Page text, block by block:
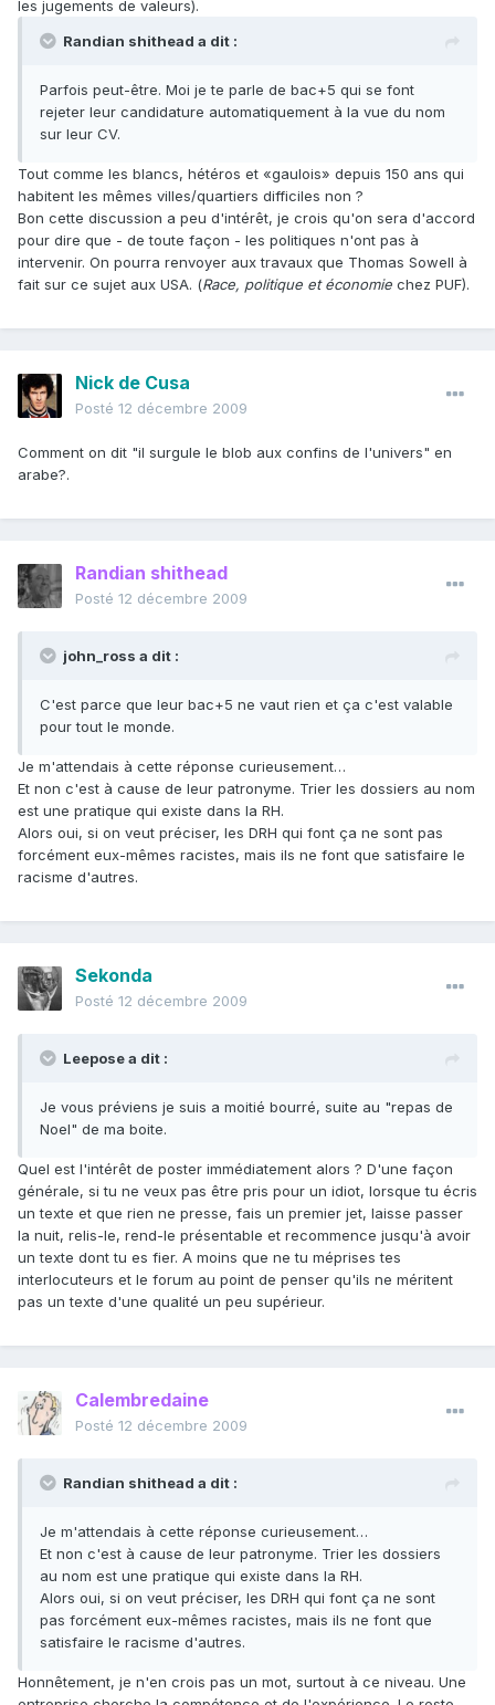
les jugements de valeurs).
Randian shithead a dit :
Parfois peut-être. Moi je te parle de bac+5 qui se font
rejeter leur candidature automatiquement à la vue du nom
sur leur CV.
Tout comme les blancs, hétéros et «gaulois» depuis 150 ans qui
habitent les mêmes villes/quartiers difficiles non ?
Bon cette discussion a peu d'intérêt, je crois qu'on sera d'accord
pour dire que - de toute façon - les politiques n'ont pas à
intervenir. On pourra renvoyer aux travaux que Thomas Sowell à
fait sur ce sujet aux USA. (Race, politique et économie chez PUF).
Nick de Cusa
Posté 12 décembre 2009
Comment on dit "il surgule le blob aux confins de l'univers" en
arabe?.
Randian shithead
Posté 12 décembre 2009
john_ross a dit :
C'est parce que leur bac+5 ne vaut rien et ça c'est valable
pour tout le monde.
Je m'attendais à cette réponse curieusement…
Et non c'est à cause de leur patronyme. Trier les dossiers au nom
est une pratique qui existe dans la RH.
Alors oui, si on veut préciser, les DRH qui font ça ne sont pas
forcément eux-mêmes racistes, mais ils ne font que satisfaire le
racisme d'autres.
Sekonda
Posté 12 décembre 2009
Leepose a dit :
Je vous préviens je suis a moitié bourré, suite au "repas de
Noel" de ma boite.
Quel est l'intérêt de poster immédiatement alors ? D'une façon
générale, si tu ne veux pas être pris pour un idiot, lorsque tu écris
un texte et que rien ne presse, fais un premier jet, laisse passer
la nuit, relis-le, rend-le présentable et recommence jusqu'à avoir
un texte dont tu es fier. A moins que ne tu méprises tes
interlocuteurs et le forum au point de penser qu'ils ne méritent
pas un texte d'une qualité un peu supérieur.
Calembredaine
Posté 12 décembre 2009
Randian shithead a dit :
Je m'attendais à cette réponse curieusement…
Et non c'est à cause de leur patronyme. Trier les dossiers
au nom est une pratique qui existe dans la RH.
Alors oui, si on veut préciser, les DRH qui font ça ne sont
pas forcément eux-mêmes racistes, mais ils ne font que
satisfaire le racisme d'autres.
Honnêtement, je n'en crois pas un mot, surtout à ce niveau. Une